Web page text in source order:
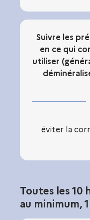
Suivre les
en ce qui
utiliser
éviter la
Toutes les 10
au minimum,